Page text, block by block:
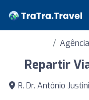
Repartir
R. Dr. António